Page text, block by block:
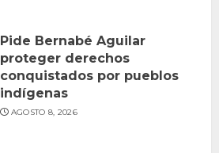
Pide Bernabé Aguilar
proteger derechos
conquistados por pueblos
indígenas
AGOSTO 8, 2026